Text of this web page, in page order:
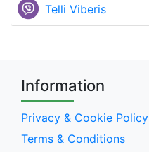
Telli Viberis
Information
Privacy & Cookie Policy
Terms & Conditions